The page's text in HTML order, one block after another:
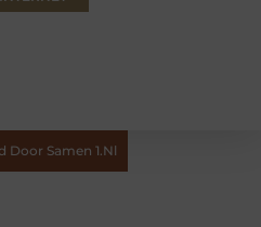
Door Samen 1.nl